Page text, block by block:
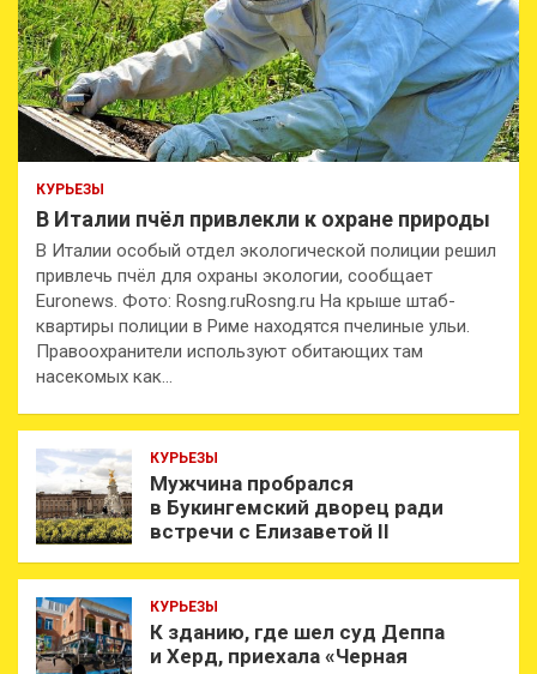
КУРЬЕЗЫ
В Италии пчёл привлекли к охране природы
В Италии особый отдел экологической полиции решил
привлечь пчёл для охраны экологии, сообщает
Euronews. Фото: Rosng.ruRosng.ru На крыше штаб-
квартиры полиции в Риме находятся пчелиные ульи.
Правоохранители используют обитающих там
насекомых как…
КУРЬЕЗЫ
Мужчина пробрался
в Букингемский дворец ради
встречи с Елизаветой II
КУРЬЕЗЫ
К зданию, где шел суд Деппа
и Херд, приехала «Черная